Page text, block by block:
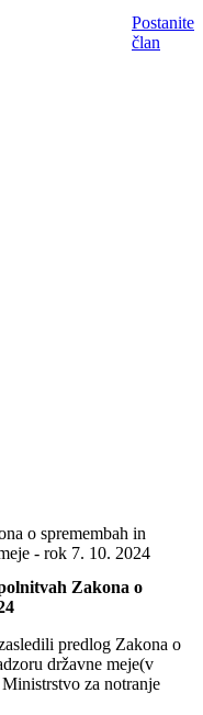
Postanite
član
o spremembah in
- rok 7. 10. 2024
Zakona o
predlog Zakona o
državne meje(v
za notranje